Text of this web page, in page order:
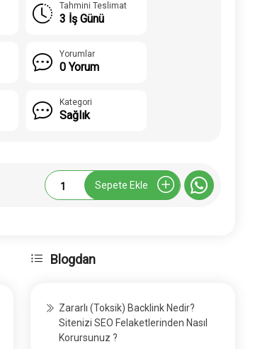
Tahmini Teslimat
3 İş Günü
Yorumlar
0 Yorum
Kategori
Sağlık
Sorularlasaglik.com
Tanıtım
Sepete Ekle
Blogdan
Zararlı (Toksik) Backlink Nedir?
Sitenizi SEO Felaketlerinden Nasıl
Korursunuz ?